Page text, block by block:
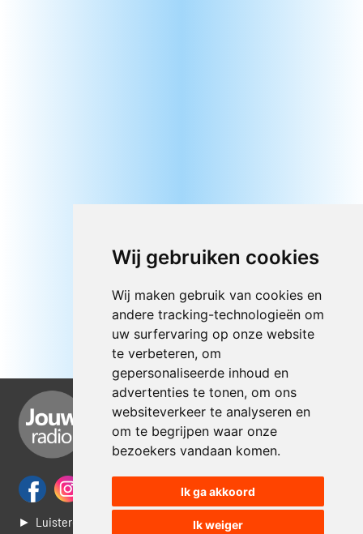
Wij gebruiken cookies
Wij maken gebruik van cookies en
andere tracking-technologieën om
uw surfervaring op onze website
te verbeteren, om
gepersonaliseerde inhoud en
advertenties te tonen, om ons
websiteverkeer te analyseren en
om te begrijpen waar onze
bezoekers vandaan komen.
Ik ga akkoord
Ik weiger
► Luisteren naar Jouwradio